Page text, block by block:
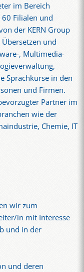
im Bereich
Filialen und
der KERN Group
und
, Multimedia-
Sprachkurse in den
und Firmen.
Partner im
wie der
Chemie, IT
wir zum
in mit Interesse
und in der
und deren